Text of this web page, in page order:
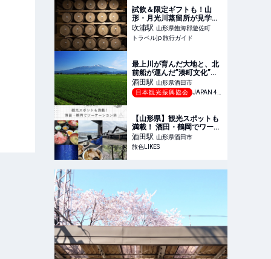
試飲＆限定ギフトも！山
形・月光川蒸留所が見学ツ
アーを開始 | 山形県 | トラベ
ルjp 旅行ガイド
吹浦駅 山形県飽海郡遊佐町
トラベルjp 旅行ガイド
最上川が育んだ大地と、北
前船が運んだ”湊町文化”が
融合し発展した山形・酒田
-【JAPAN 47 GO】
酒田駅 山形県酒田市
日本観光振興協会
JAPAN 47 GO
【山形県】観光スポットも
満載！ 酒田・鶴岡でワーケ
ーション旅｜旅色LIKES
酒田駅 山形県酒田市
旅色LIKES